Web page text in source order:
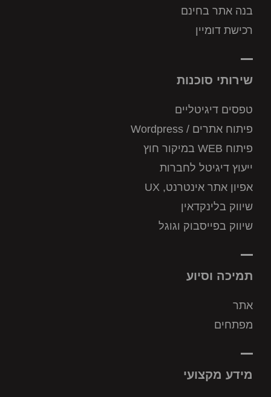
בנה אתר בחינם
רכישת דומיין
שירותי סוכנות
טפסים דיגיטליים
פיתוח אתרים / Wordpress
פיתוח WEB במיקור חוץ
ייעוץ דיגיטל לחברות
אפיון אתר אינטרנט, UX
שיווק בלינקדאין
שיווק בפייסבוק וגוגל
תמיכה וסיוע
אתר
מפתחים
מידע מקצועי